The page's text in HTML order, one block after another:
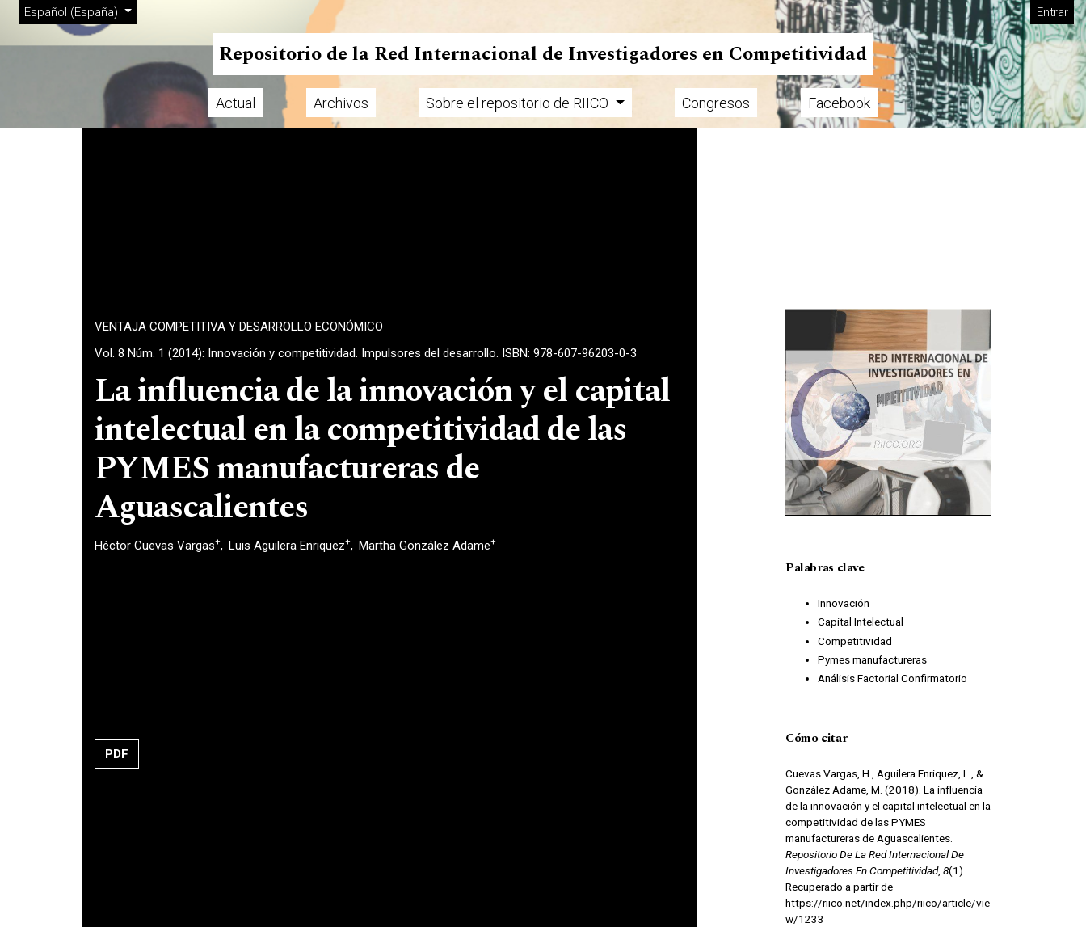
Ir al menú de navegación principal
Ir al contenido principal
Ir al pie de página del sitio
Cambiar el idioma. El actual es:
Español (España)
Menú de administración Entrar
Repositorio de la Red Internacional de Investigadores en Competitividad
Menú principal Actual Archivos Sobre el repositorio de RIICO Congresos Facebook
VENTAJA COMPETITIVA Y DESARROLLO ECONÓMICO
Vol. 8 Núm. 1 (2014): Innovación y competitividad. Impulsores del desarrollo. ISBN: 978-607-96203-0-3
La influencia de la innovación y el capital
intelectual en la competitividad de las
PYMES manufactureras de
Aguascalientes
Héctor Cuevas Vargas+ Luis Aguilera Enriquez+ Martha González Adame+
PDF
Imagen de portada
Palabras clave
Innovación
Capital Intelectual
Competitividad
Pymes manufactureras
Análisis Factorial Confirmatorio
Cómo citar
Cuevas Vargas, H., Aguilera Enriquez, L., &
González Adame, M. (2018). La influencia
de la innovación y el capital intelectual en la
competitividad de las PYMES
manufactureras de Aguascalientes.
Repositorio De La Red Internacional De
Investigadores En Competitividad, 8(1).
Recuperado a partir de
https://riico.net/index.php/riico/article/vie
w/1233